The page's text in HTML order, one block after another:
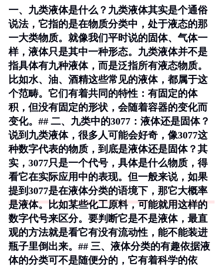
一、九类液体是什么？九类液体其实是个通俗
说法，它指的是在物质分类中，处于液态的那
一大类物质。就像我们平时说的固体、气体一
样，液体只是其中一种形态。九类液体并不是
指具体有九种液体，而是泛指所有液态物质。
比如水、油、酒精这些常见的液体，都属于这
个范畴。它们有着共同的特性：有固定的体
积，但没有固定的形状，会随着容器的变化而
变化。## 二、九类中的3077：液体还是固体？
说到九类液体，很多人可能会好奇，像3077这
种数字代表的物质，到底是液体还是固体？其
实，3077只是一个代号，具体是什么物质，得
看它在实际应用中的表现。但一般来说，如果
提到3077是在液体分类的语境下，那它大概率
是液体。比如某些化工原料，可能就用这样的
数字代号来区分。要判断它是不是液体，最直
观的方法就是看它有没有流动性，能不能装进
瓶子里倒出来。## 三、液体分类的有趣依据液
体的分类可不是随便分的，它有着科学的依